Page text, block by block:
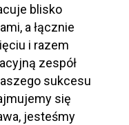
blisko
a łącznie
i razem
zespół
sukcesu
się
jesteśmy